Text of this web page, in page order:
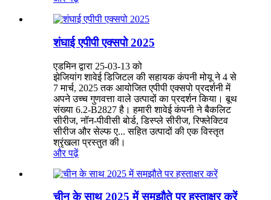
शंघाई एपीपी एक्सपो 2025
एडमिन द्वारा 25-03-13 को
झेजियांग शावेई डिजिटल की सहायक कंपनी मोयू ने 4 से
7 मार्च, 2025 तक आयोजित एपीपी एक्सपो प्रदर्शनी में
अपने उच्च गुणवत्ता वाले उत्पादों का प्रदर्शन किया। बूथ
संख्या 6.2-B2827 है। हमारी शावेई कंपनी ने बैकलिट
सीरीज, नॉन-पीवीसी बोर्ड, डिस्प्ले सीरीज, रिफ्लेक्टिव
सीरीज और सेल्फ ए... सहित उत्पादों की एक विस्तृत
श्रृंखला प्रस्तुत की।
और पढ़ें
चीन के साथ 2025 में समझौते पर हस्ताक्षर करें